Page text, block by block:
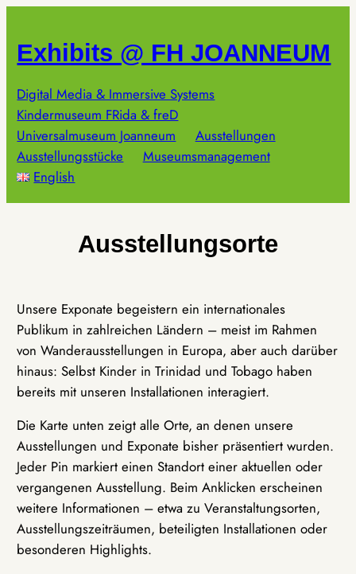
springen
Exhibits @ FH JOANNEUM
Digital Media & Immersive Systems
Kindermuseum FRida & freD
Universalmuseum Joanneum
Ausstellungen
Ausstellungsstücke
Museumsmanagement
English
Ausstellungsorte
Unsere Exponate begeistern ein internationales
Publikum in zahlreichen Ländern – meist im Rahmen
von Wanderausstellungen in Europa, aber auch darüber
hinaus: Selbst Kinder in Trinidad und Tobago haben
bereits mit unseren Installationen interagiert.
Die Karte unten zeigt alle Orte, an denen unsere
Ausstellungen und Exponate bisher präsentiert wurden.
Jeder Pin markiert einen Standort einer aktuellen oder
vergangenen Ausstellung. Beim Anklicken erscheinen
weitere Informationen – etwa zu Veranstaltungsorten,
Ausstellungszeiträumen, beteiligten Installationen oder
besonderen Highlights.